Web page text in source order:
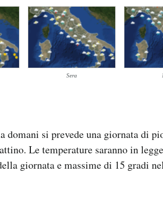
Sera
domani si prevede una giornata di
Le temperature saranno in
giornata e massime di 15 gradi